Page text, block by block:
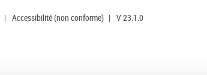
| Accessibilité (non conforme) | V 23.1.0